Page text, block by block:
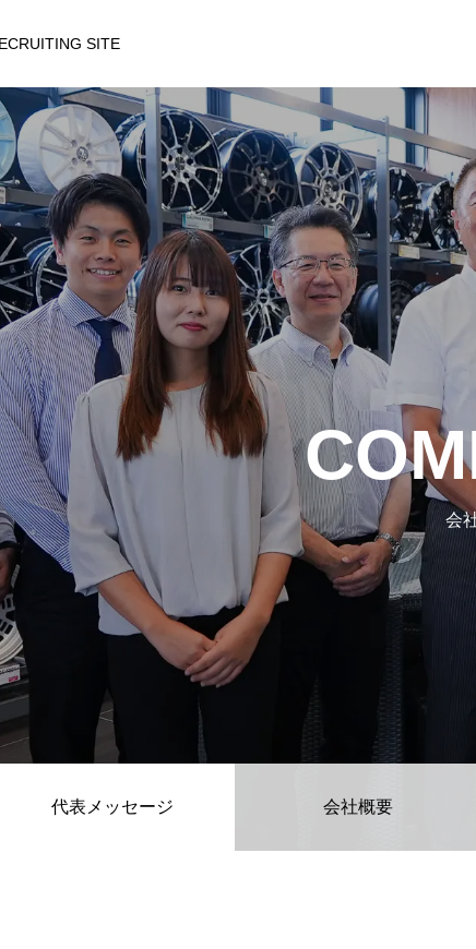
SITE
会社概要
社員インタビュー
会
代表メッセージ 会社概要